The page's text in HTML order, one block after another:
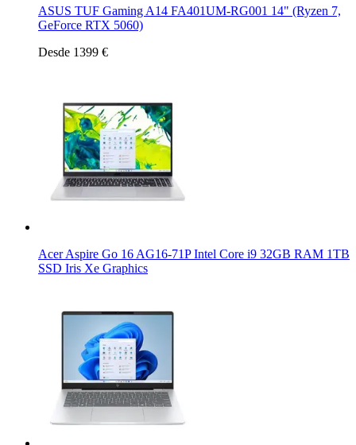
ASUS TUF Gaming A14 FA401UM-RG001 14" (Ryzen 7,
GeForce RTX 5060)
Desde 1399 €
Acer Aspire Go 16 AG16-71P Intel Core i9 32GB RAM 1TB
SSD Iris Xe Graphics